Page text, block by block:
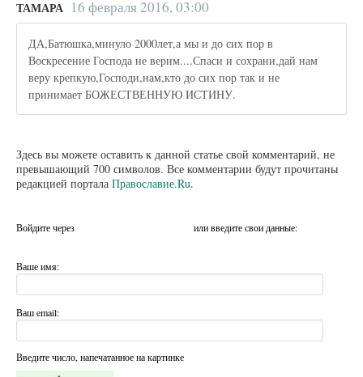
ТАМАРА 16 февраля 2016, 03:00
ДА,Батюшка,минуло 2000лет,а мы и до сих пор в
Воскресение Господа не верим....Спаси и сохрани,дай нам
веру крепкую,Господи,нам,кто до сих пор так и не
принимает БОЖЕСТВЕННУЮ ИСТИНУ.
Здесь вы можете оставить к данной статье свой комментарий, не
превышающий 700 символов. Все комментарии будут прочитаны
редакцией портала Православие.Ru.
Войдите через или введите свои данные:
Ваше имя:
Ваш email:
Введите число, напечатанное на картинке